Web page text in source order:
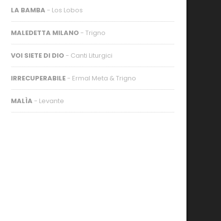
LA BAMBA - Los Lobos
MALEDETTA MILANO - Trigno
VOI SIETE DI DIO - Canti Liturgici
IRRECUPERABILE - Ermal Meta & Trigno
MALÌA - Levante